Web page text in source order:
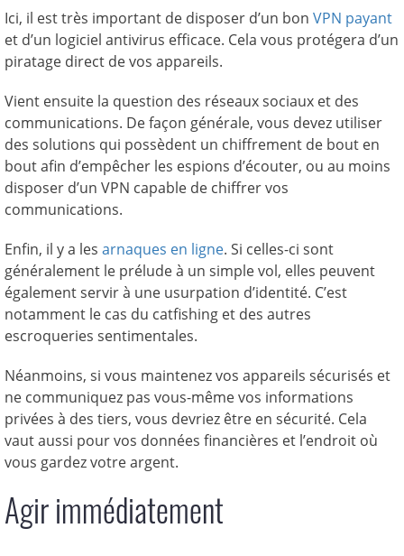
Ici, il est très important de disposer d’un bon VPN payant
et d’un logiciel antivirus efficace. Cela vous protégera d’un
piratage direct de vos appareils.
Vient ensuite la question des réseaux sociaux et des
communications. De façon générale, vous devez utiliser
des solutions qui possèdent un chiffrement de bout en
bout afin d’empêcher les espions d’écouter, ou au moins
disposer d’un VPN capable de chiffrer vos
communications.
Enfin, il y a les arnaques en ligne. Si celles-ci sont
généralement le prélude à un simple vol, elles peuvent
également servir à une usurpation d’identité. C’est
notamment le cas du catfishing et des autres
escroqueries sentimentales.
Néanmoins, si vous maintenez vos appareils sécurisés et
ne communiquez pas vous-même vos informations
privées à des tiers, vous devriez être en sécurité. Cela
vaut aussi pour vos données financières et l’endroit où
vous gardez votre argent.
Agir immédiatement